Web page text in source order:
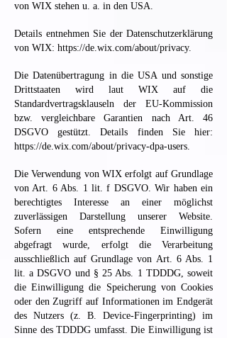
von WIX stehen u. a. in den USA.
Details entnehmen Sie der Datenschutzerklärung
von WIX: https://de.wix.com/about/privacy.
Die Datenübertragung in die USA und sonstige
Drittstaaten wird laut WIX auf die
Standardvertragsklauseln der EU-Kommission
bzw. vergleichbare Garantien nach Art. 46
DSGVO gestützt. Details finden Sie hier:
https://de.wix.com/about/privacy-dpa-users.
Die Verwendung von WIX erfolgt auf Grundlage
von Art. 6 Abs. 1 lit. f DSGVO. Wir haben ein
berechtigtes Interesse an einer möglichst
zuverlässigen Darstellung unserer Website.
Sofern eine entsprechende Einwilligung
abgefragt wurde, erfolgt die Verarbeitung
ausschließlich auf Grundlage von Art. 6 Abs. 1
lit. a DSGVO und § 25 Abs. 1 TDDDG, soweit
die Einwilligung die Speicherung von Cookies
oder den Zugriff auf Informationen im Endgerät
des Nutzers (z. B. Device-Fingerprinting) im
Sinne des TDDDG umfasst. Die Einwilligung ist